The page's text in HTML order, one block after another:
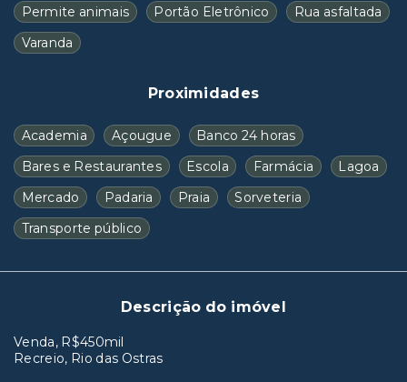
Permite animais
Portão Eletrônico
Rua asfaltada
Varanda
Proximidades
Academia Açougue
Banco 24 horas
Bares e Restaurantes
Escola Farmácia
Lagoa
Mercado
Padaria Praia
Sorveteria
Transporte público
Descrição do imóvel
Venda, R$450mil
Recreio, Rio das Ostras